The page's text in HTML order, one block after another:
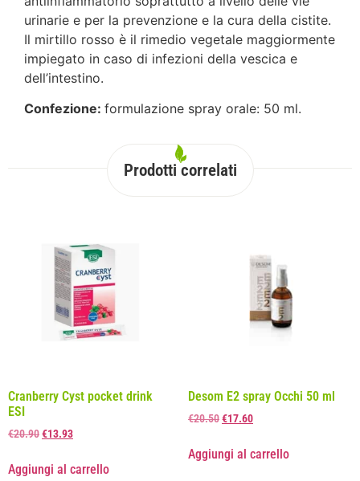
urinarie e per la prevenzione e la cura della cistite.
Il mirtillo rosso è il rimedio vegetale maggiormente
impiegato in caso di infezioni della vescica e
dell’intestino.
Confezione: formulazione spray orale: 50 ml.
Prodotti correlati
Cranberry Cyst pocket drink
ESI
€20.90€13.93
Aggiungi al carrello
Desom E2 spray Occhi 50 ml
€20.50€17.60
Aggiungi al carrello